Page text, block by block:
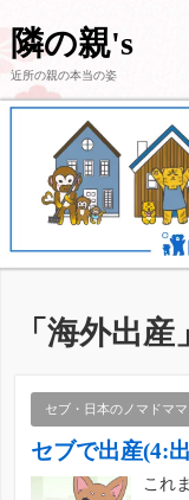
隣の親's
近所の親の本当の姿
「海外出産
セブ・日本のノマドママ
セブで出産(4:
これ